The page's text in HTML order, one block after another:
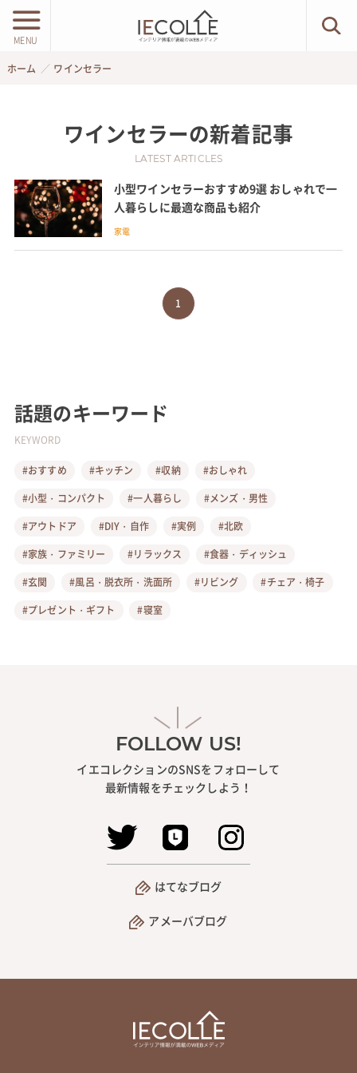
MENU
ホーム ワインセラー
ワインセラーの新着記事
LATEST ARTICLES
小型ワインセラーおすすめ9選 おしゃれで一
人暮らしに最適な商品も紹介
家電
1
話題のキーワード
KEYWORD
#おすすめ #キッチン #収納
#おしゃれ
#小型・コンパクト
#一人暮らし
#メンズ・男性
#アウトドア
#DIY・自作 #実例
#北欧
#家族・ファミリー
#リラックス
#食器・ディッシュ
#玄関
#風呂・脱衣所・洗面所 #リビング
#チェア・椅子
#プレゼント・ギフト
#寝室
FOLLOW US!
イエコレクションのSNSをフォローして
最新情報をチェックしよう！
はてなブログ
アメーバブログ